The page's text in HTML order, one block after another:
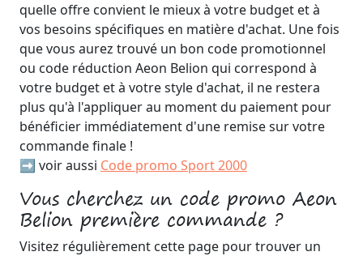
quelle offre convient le mieux à votre budget et à
vos besoins spécifiques en matière d'achat. Une fois
que vous aurez trouvé un bon code promotionnel
ou code réduction Aeon Belion qui correspond à
votre budget et à votre style d'achat, il ne restera
plus qu'à l'appliquer au moment du paiement pour
bénéficier immédiatement d'une remise sur votre
commande finale !
➡️ voir aussi Code promo Sport 2000
Vous cherchez un code promo Aeon
Belion première commande ?
Visitez régulièrement cette page pour trouver un